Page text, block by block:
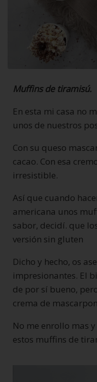
Muffins de tiramisú.
En esta mi casa no
unos de nuestros
Con su queso
cacao. Con esa
irresistible.
Así que cuando
americana unos
sabor, decidí. que
versión sin gluten
Dicho y hecho, os
impresionantes. El
de por sí bueno,
crema de
No me enrollo mas
estos muffins de